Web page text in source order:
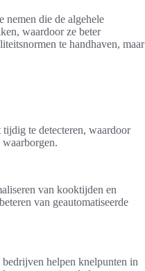
nemen die de algehele
waardoor ze beter
te handhaven, maar
te detecteren, waardoor
van kooktijden en
van geautomatiseerde
helpen knelpunten in